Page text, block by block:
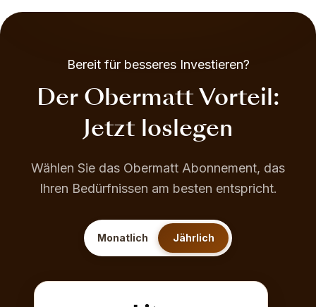
Bereit für besseres Investieren?
Der Obermatt Vorteil:
Jetzt loslegen
Wählen Sie das Obermatt Abonnement, das
Ihren Bedürfnissen am besten entspricht.
Monatlich Jährlich